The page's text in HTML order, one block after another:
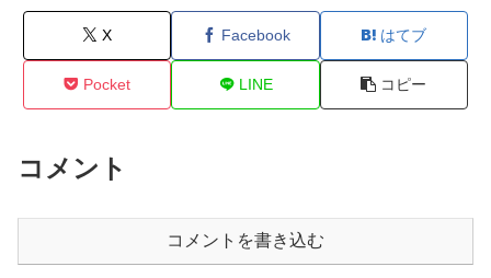
X Facebook はてブ
Pocket LINE コピー
コメント
コメントを書き込む